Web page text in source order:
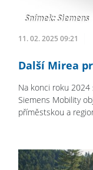
11. 02. 2025 09:21
Další Mirea
Na konci roku 2024
Siemens Mobility
příměstskou a